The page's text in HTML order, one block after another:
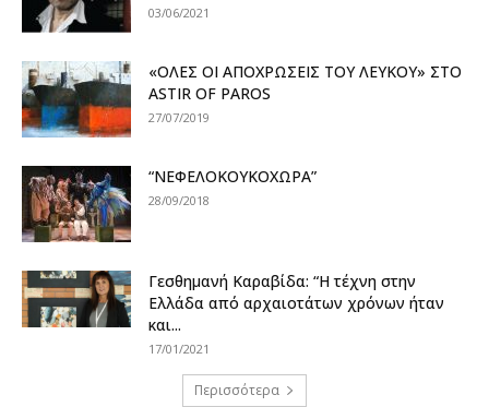
03/06/2021
«ΟΛΕΣ ΟΙ ΑΠΟΧΡΩΣΕΙΣ ΤΟΥ ΛΕΥΚΟΥ» ΣΤΟ
ASTIR OF PAROS
27/07/2019
“ΝΕΦΕΛΟΚΟΥΚΟΧΩΡΑ”
28/09/2018
Γεσθημανή Καραβίδα: “Η τέχνη στην
Ελλάδα από αρχαιοτάτων χρόνων ήταν
και...
17/01/2021
Περισσότερα